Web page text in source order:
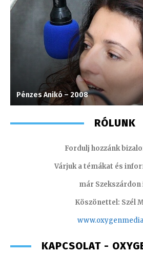
Pénzes Anikó – 2008
RÓLUNK
Fordulj hozzánk
Várjuk a témákat és
már Szekszárdon
Köszönettel: Szél
KAPCSOLAT -